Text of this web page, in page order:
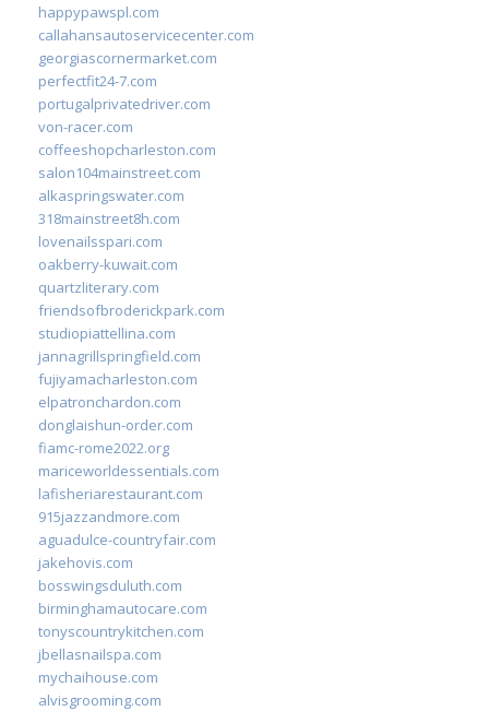
happypawspl.com
callahansautoservicecenter.com
georgiascornermarket.com
perfectfit24-7.com
portugalprivatedriver.com
von-racer.com
coffeeshopcharleston.com
salon104mainstreet.com
alkaspringswater.com
318mainstreet8h.com
lovenailsspari.com
oakberry-kuwait.com
quartzliterary.com
friendsofbroderickpark.com
studiopiattellina.com
jannagrillspringfield.com
fujiyamacharleston.com
elpatronchardon.com
donglaishun-order.com
fiamc-rome2022.org
mariceworldessentials.com
lafisheriarestaurant.com
915jazzandmore.com
aguadulce-countryfair.com
jakehovis.com
bosswingsduluth.com
birminghamautocare.com
tonyscountrykitchen.com
jbellasnailspa.com
mychaihouse.com
alvisgrooming.com